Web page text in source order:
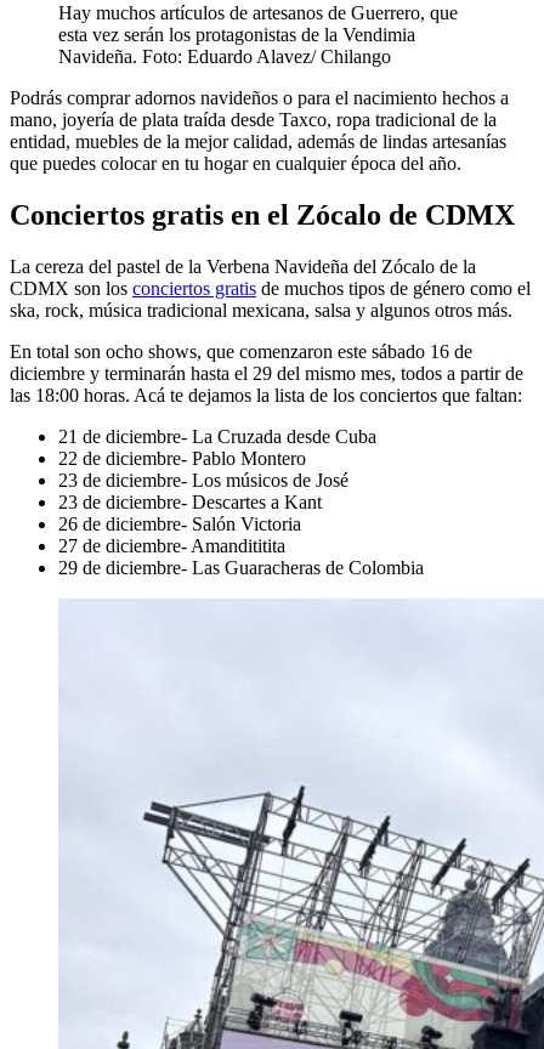
Hay muchos artículos de artesanos de Guerrero, que
esta vez serán los protagonistas de la Vendimia
Navideña. Foto: Eduardo Alavez/ Chilango
Podrás comprar adornos navideños o para el nacimiento hechos a
mano, joyería de plata traída desde Taxco, ropa tradicional de la
entidad, muebles de la mejor calidad, además de lindas artesanías
que puedes colocar en tu hogar en cualquier época del año.
Conciertos gratis en el Zócalo de CDMX
La cereza del pastel de la Verbena Navideña del Zócalo de la
CDMX son los conciertos gratis de muchos tipos de género como el
ska, rock, música tradicional mexicana, salsa y algunos otros más.
En total son ocho shows, que comenzaron este sábado 16 de
diciembre y terminarán hasta el 29 del mismo mes, todos a partir de
las 18:00 horas. Acá te dejamos la lista de los conciertos que faltan:
21 de diciembre- La Cruzada desde Cuba
22 de diciembre- Pablo Montero
23 de diciembre- Los músicos de José
23 de diciembre- Descartes a Kant
26 de diciembre- Salón Victoria
27 de diciembre- Amandititita
29 de diciembre- Las Guaracheras de Colombia